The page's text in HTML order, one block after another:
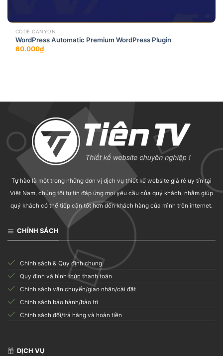
CODE CANYON
WordPress Automatic Premium WordPress Plugin
60.000₫
Tự hào là một trong những đơn vị dịch vụ thiết kế website giá rẻ uy tín tại
Việt Nam, chúng tôi tự tin đáp ứng mọi yêu cầu của quý khách, nhằm giúp
quý khách có thể tiếp cận tốt hơn đến khách hàng của mình trên internet.
CHÍNH SÁCH
Chính sách & Quy định chung
Quy định và hình thức thanh toán
Chính sách vận chuyển/giao nhận/cài đặt
Chính sách bảo hành/bảo trì
Chính sách đổi/trả hàng và hoàn tiền
DỊCH VỤ